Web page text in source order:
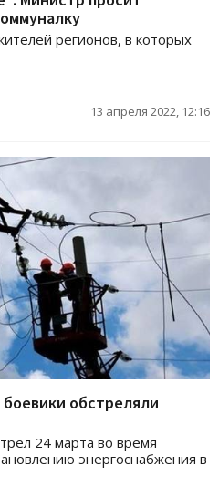
регионов, в которых
13 апреля 2022, 12:16
обстреляли
24 марта во время
энергоснабжения в